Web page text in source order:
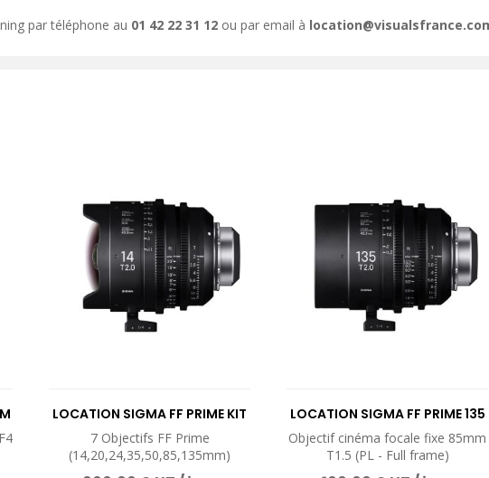
par téléphone au 01 42 22 31 12 ou par email à
LOCATION SIGMA FF PRIME KIT
7 Objectifs FF Prime
(14,20,24,35,50,85,135mm)
LOCATION SIGMA FF PRIME 135
Objectif cinéma focale fixe 85mm
T1.5 (PL - Full frame)